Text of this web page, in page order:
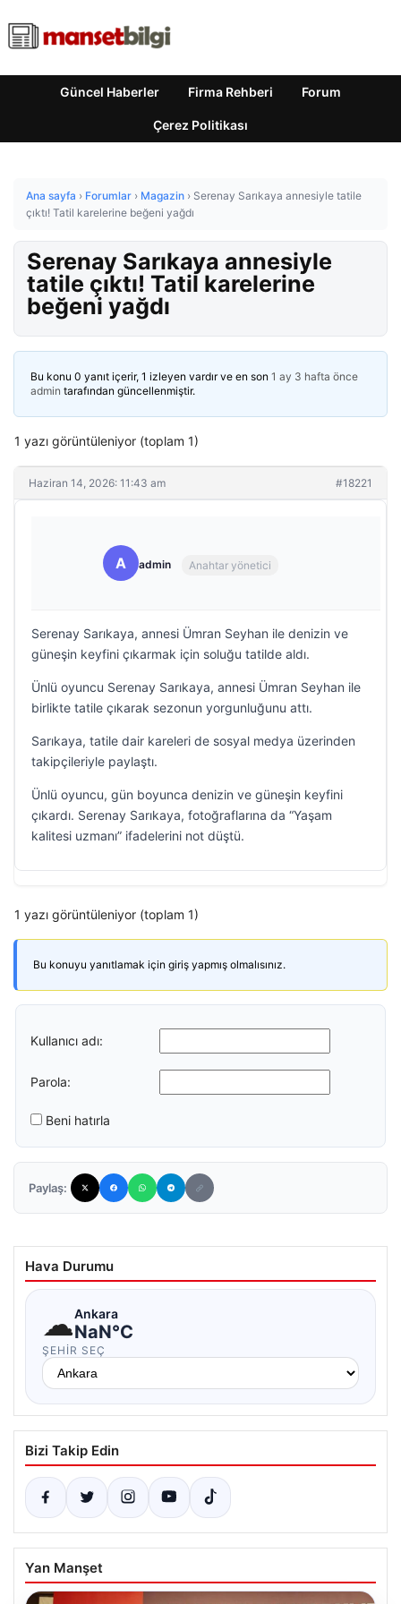
Güncel Haberler Firma Rehberi Forum
Çerez Politikası
Ana sayfa › Forumlar › Magazin › Serenay Sarıkaya annesiyle tatile
çıktı! Tatil karelerine beğeni yağdı
Serenay Sarıkaya annesiyle
tatile çıktı! Tatil karelerine
beğeni yağdı
Bu konu 0 yanıt içerir, 1 izleyen vardır ve en son 1 ay 3 hafta önce
admin tarafından güncellenmiştir.
1 yazı görüntüleniyor (toplam 1)
Haziran 14, 2026: 11:43 am #18221
A admin Anahtar yönetici
Serenay Sarıkaya, annesi Ümran Seyhan ile denizin ve
güneşin keyfini çıkarmak için soluğu tatilde aldı.
Ünlü oyuncu Serenay Sarıkaya, annesi Ümran Seyhan ile
birlikte tatile çıkarak sezonun yorgunluğunu attı.
Sarıkaya, tatile dair kareleri de sosyal medya üzerinden
takipçileriyle paylaştı.
Ünlü oyuncu, gün boyunca denizin ve güneşin keyfini
çıkardı. Serenay Sarıkaya, fotoğraflarına da “Yaşam
kalitesi uzmanı” ifadelerini not düştü.
1 yazı görüntüleniyor (toplam 1)
Bu konuyu yanıtlamak için giriş yapmış olmalısınız.
Kullanıcı adı:
Parola:
Beni hatırla
Paylaş:
Hava Durumu
☁Ankara
NaN°C
ŞEHIR SEÇ
Bizi Takip Edin
Yan Manşet